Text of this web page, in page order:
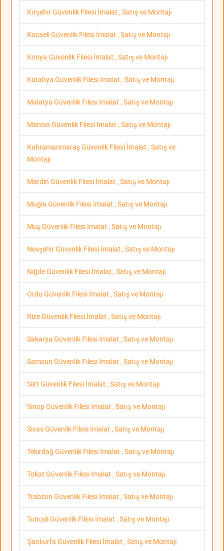
Kırşehir Güvenlik Filesi İmalat , Satış ve Montajı
Kocaeli Güvenlik Filesi İmalat , Satış ve Montajı
Konya Güvenlik Filesi İmalat , Satış ve Montajı
Kütahya Güvenlik Filesi İmalat , Satış ve Montajı
Malatya Güvenlik Filesi İmalat , Satış ve Montajı
Manisa Güvenlik Filesi İmalat , Satış ve Montajı
Kahramanmaraş Güvenlik Filesi İmalat , Satış ve
Montajı
Mardin Güvenlik Filesi İmalat , Satış ve Montajı
Muğla Güvenlik Filesi İmalat , Satış ve Montajı
Muş Güvenlik Filesi İmalat , Satış ve Montajı
Nevşehir Güvenlik Filesi İmalat , Satış ve Montajı
Niğde Güvenlik Filesi İmalat , Satış ve Montajı
Ordu Güvenlik Filesi İmalat , Satış ve Montajı
Rize Güvenlik Filesi İmalat , Satış ve Montajı
Sakarya Güvenlik Filesi İmalat , Satış ve Montajı
Samsun Güvenlik Filesi İmalat , Satış ve Montajı
Siirt Güvenlik Filesi İmalat , Satış ve Montajı
Sinop Güvenlik Filesi İmalat , Satış ve Montajı
Sivas Güvenlik Filesi İmalat , Satış ve Montajı
Tekirdağ Güvenlik Filesi İmalat , Satış ve Montajı
Tokat Güvenlik Filesi İmalat , Satış ve Montajı
Trabzon Güvenlik Filesi İmalat , Satış ve Montajı
Tunceli Güvenlik Filesi İmalat , Satış ve Montajı
Şanlıurfa Güvenlik Filesi İmalat , Satış ve Montajı